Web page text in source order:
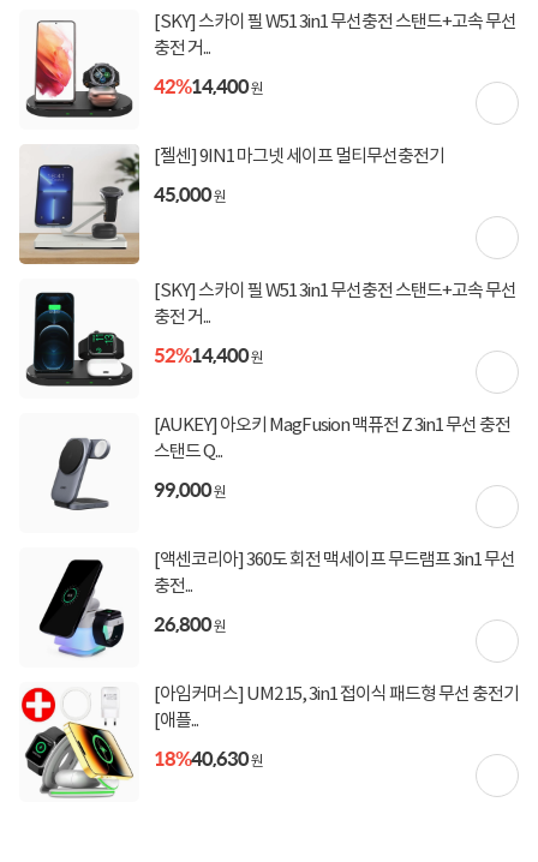
[SKY] 스카이 필 W51 3in1 무선충전 스탠드+고속 무선
충전 거...
42%14,400원
[젤센] 9IN1 마그넷 세이프 멀티무선충전기
45,000원
[SKY] 스카이 필 W51 3in1 무선충전 스탠드+고속 무선
충전 거...
52%14,400원
[AUKEY] 아오키 MagFusion 맥퓨전 Z 3in1 무선 충전
스탠드 Q...
99,000원
[액센코리아] 360도 회전 맥세이프 무드램프 3in1 무선
충전...
26,800원
[아임커머스] UM2 15, 3in1 접이식 패드형 무선 충전기
[애플...
18%40,630원